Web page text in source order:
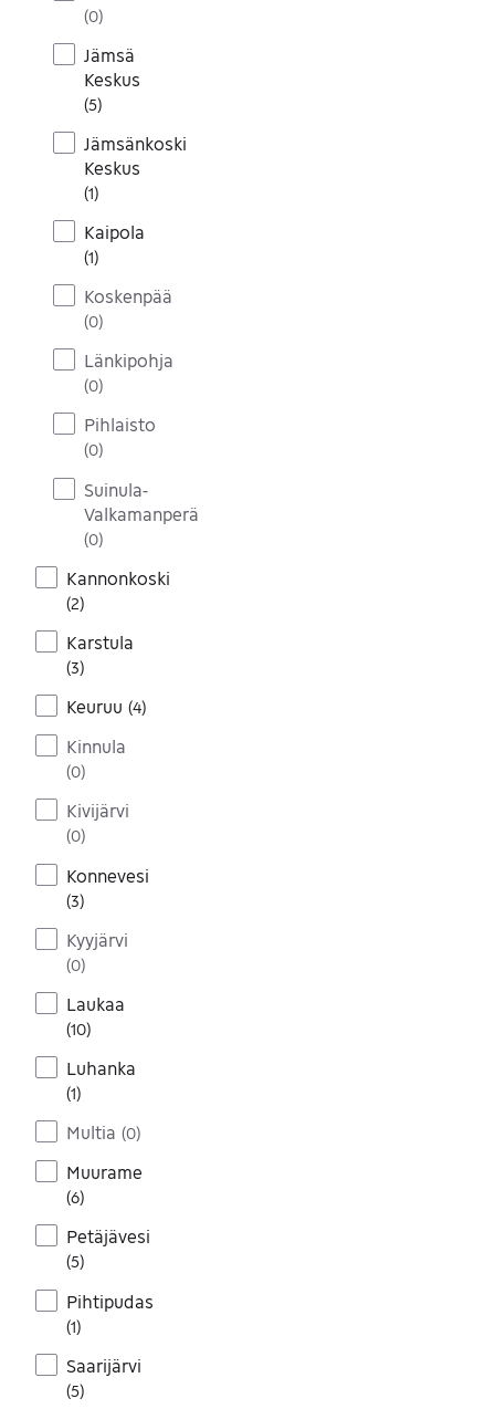
(0)
Jämsä
Keskus
(5)
Jämsänkoski
Keskus
(1)
Kaipola
(1)
Koskenpää
(0)
Länkipohja
(0)
Pihlaisto
(0)
Suinula-
Valkamanperä
(0)
Kannonkoski
(2)
Karstula
(3)
Keuruu (4)
Kinnula
(0)
Kivijärvi
(0)
Konnevesi
(3)
Kyyjärvi
(0)
Laukaa
(10)
Luhanka
(1)
Multia (0)
Muurame
(6)
Petäjävesi
(5)
Pihtipudas
(1)
Saarijärvi
(5)